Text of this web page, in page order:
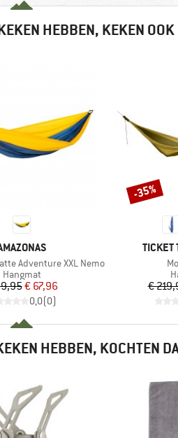
HEBBEN, KEKEN OOK
Adventure XXL Nemo
Productgroep
Hangmat
Prijs
Verlaagde prijs
€ 67,96
0,0(0)
MERK
TICKET
€
Korting
-35%
HEBBEN, KOCHTEN